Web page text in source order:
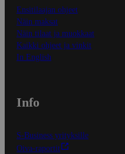
Ensitilaajan ohjeet
Näin maksat
Näin tilaat ja muokkaat
Kaikki ohjeet ja vinkit
In English
Info
S-Business yrityksille
Oiva-raportit